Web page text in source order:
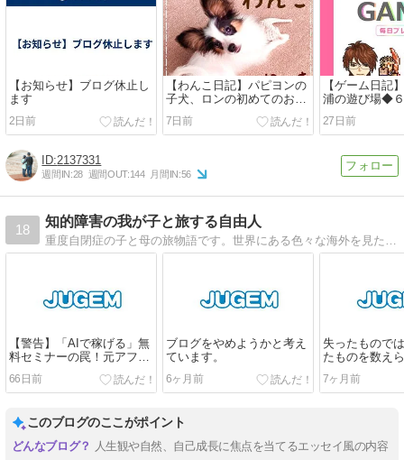
【お知らせ】ブログ休止し
ます
2日前
【わんこ日記】パピヨンの
子犬、ロンの初めてのお留
守番と闘病の日々と初めて
の子犬のお世話に奔走する
7日前
【ゲーム日記
浦の遊び場◆
後半戦（三浦
覚醒Ｓ級勇者
丸」第二子「
キングダム島）
27日前
2137331
週間IN:28 週間OUT:144 月間IN:56
18
知的障害の我が子と旅する自由人
重度自閉症の子と母の旅物語です。世界にある色々な海外を見たり国内の旅をする内容ですが2024年から日々の日記も書き綴ります。不定期更新です。
【警告】「AIで稼げる」無
料セミナーの罠！元アフィ
リエイト詐欺の闇ルートを
暴露します。
66日前
ブログをやめようかと考え
ています。
6ヶ月前
失ったもので
たものを数え
なった時、人
7ヶ月前
このブログのここがポイント
人生観や自然、自己成長に焦点を当てるエッセイ風の内容